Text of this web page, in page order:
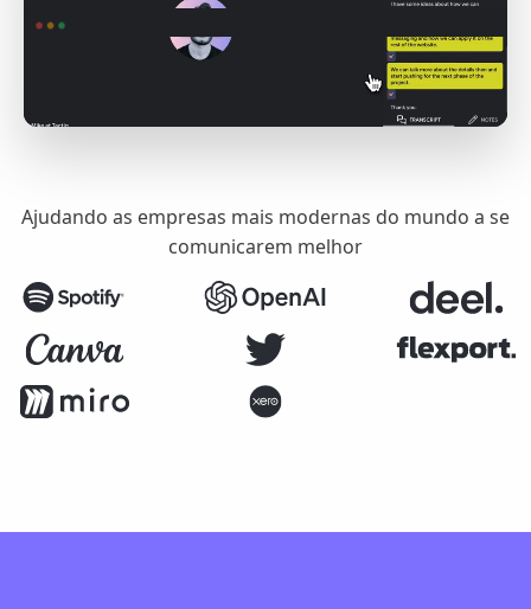
Ajudando as empresas mais modernas do mundo a se
comunicarem melhor